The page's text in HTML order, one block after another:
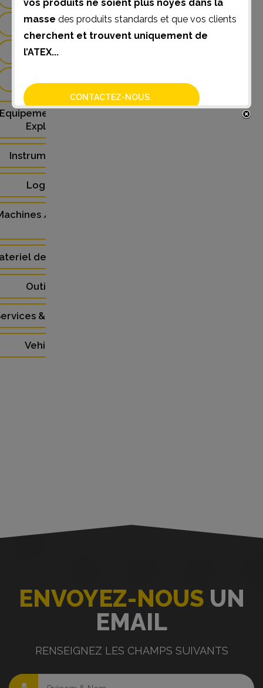
Electrostatiques(1)
Mecaniques(2)
Equipement Protection
Explosion (5)
Instrumentation (2)
Logiciels (0)
/ Equipements
de Laboratoire (3)
Outillage (4)
& Formations (5)
Vehicules (9)
ENVOYEZ-NOUS UN
EMAIL
RENSEIGNEZ LES CHAMPS SUIVANTS
vos produits ne soient plus noyés dans la
masse des produits standards et que vos clients
cherchent et trouvent uniquement de
l’ATEX...
CONTACTEZ-NOUS.